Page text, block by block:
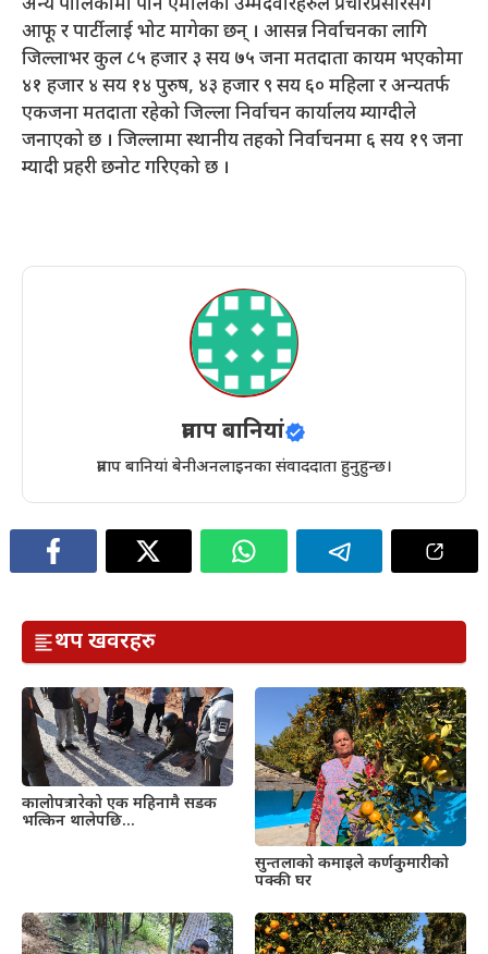
अन्य पालिकामा पनि एमालेका उम्मेदवारहरुले प्रचारप्रसारसँगै
आफू र पार्टीलाई भोट मागेका छन् । आसन्न निर्वाचनका लागि
जिल्लाभर कुल ८५ हजार ३ सय ७५ जना मतदाता कायम भएकोमा
४१ हजार ४ सय १४ पुरुष, ४३ हजार ९ सय ६० महिला र अन्यतर्फ
एकजना मतदाता रहेको जिल्ला निर्वाचन कार्यालय म्याग्दीले
जनाएको छ । जिल्लामा स्थानीय तहको निर्वाचनमा ६ सय १९ जना
म्यादी प्रहरी छनोट गरिएको छ ।
प्रताप बानियां
प्रताप बानियां बेनीअनलाइनका संवाददाता हुनुहुन्छ।
थप खवरहरु
कालोपत्र गरेको एक महिनामै सडक
भत्किन थालेपछि…
सुन्तलाको कमाइले कर्णकुमारीको
पक्की घर